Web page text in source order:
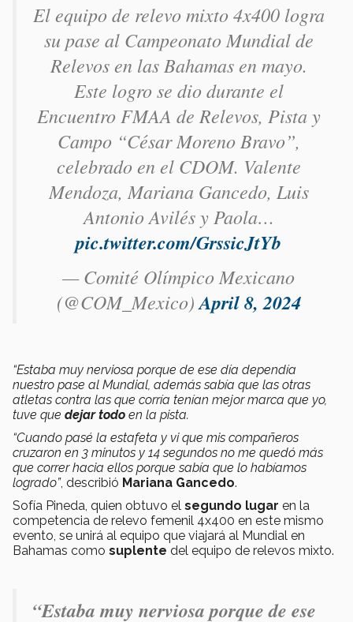
El equipo de relevo mixto 4x400 logra
su pase al Campeonato Mundial de
Relevos en las Bahamas en mayo.
Este logro se dio durante el
Encuentro FMAA de Relevos, Pista y
Campo “César Moreno Bravo”,
celebrado en el CDOM. Valente
Mendoza, Mariana Gancedo, Luis
Antonio Avilés y Paola…
pic.twitter.com/GrssicJtYb
— Comité Olímpico Mexicano
(@COM_Mexico)April 8, 2024
“Estaba muy nerviosa porque de ese día dependía
nuestro pase al Mundial, además sabía que las otras
atletas contra las que corría tenían mejor marca que yo,
tuve que dejar todo en la pista.
“Cuando pasé la estafeta y vi que mis compañeros
cruzaron en 3 minutos y 14 segundos no me quedó más
que correr hacia ellos porque sabía que lo habíamos
logrado”, describió Mariana Gancedo.
Sofía Pineda, quien obtuvo el segundo lugar en la
competencia de relevo femenil 4x400 en este mismo
evento, se unirá al equipo que viajará al Mundial en
Bahamas como suplente del equipo de relevos mixto.
“Estaba muy nerviosa porque de ese